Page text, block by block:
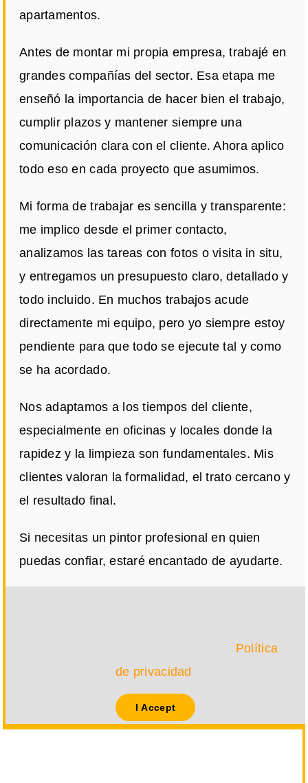
apartamentos.
Antes de montar mi propia empresa, trabajé en
grandes compañías del sector. Esa etapa me
enseñó la importancia de hacer bien el trabajo,
cumplir plazos y mantener siempre una
comunicación clara con el cliente. Ahora aplico
todo eso en cada proyecto que asumimos.
Mi forma de trabajar es sencilla y transparente:
me implico desde el primer contacto,
analizamos las tareas con fotos o visita in situ,
y entregamos un presupuesto claro, detallado y
todo incluido. En muchos trabajos acude
directamente mi equipo, pero yo siempre estoy
pendiente para que todo se ejecute tal y como
se ha acordado.
Nos adaptamos a los tiempos del cliente,
especialmente en oficinas y locales donde la
rapidez y la limpieza son fundamentales. Mis
clientes valoran la formalidad, el trato cercano y
el resultado final.
Si necesitas un pintor profesional en quien
puedas confiar, estaré encantado de ayudarte.
Política
de privacidad
I Accept